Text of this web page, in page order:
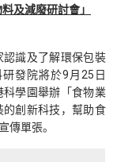
及減廢研討會」
識及了解環保包裝
發院將於9月25日
科學園舉辦「食物業
創新科技，幫助食
傳單張。